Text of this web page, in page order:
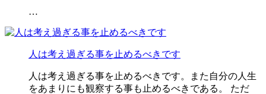
…
人は考え過ぎる事を止めるべきです
人は考え過ぎる事を止めるべきです。また自分の人生
をあまりにも観察する事も止めるべきである。 ただ